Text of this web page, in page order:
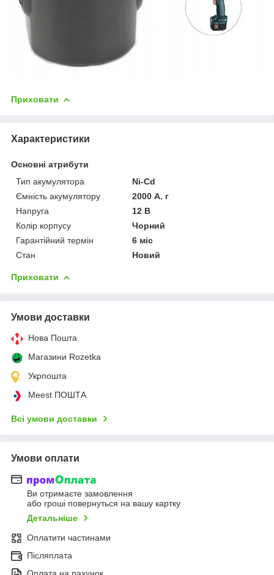
Приховати
Характеристики
Основні атрибути
Тип акумулятора
Ni-Cd
Ємність акумулятору
2000 А. г
Напруга
12 В
Колір корпусу
Чорний
Гарантійний термін
6 міс
Стан
Новий
Приховати
Умови доставки
Нова Пошта
Магазини Rozetka
Укрпошта
Meest ПОШТА
Всі умови доставки
Умови оплати
Ви отримаєте замовлення
або гроші повернуться на вашу картку
Детальніше
Оплатити частинами
Післяплата